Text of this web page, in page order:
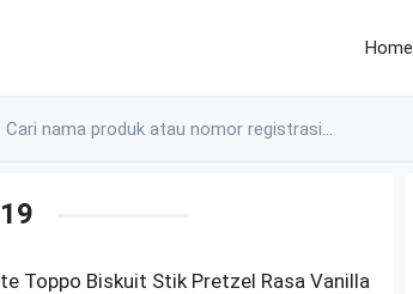
Home
Toppo Biskuit Stik Pretzel Rasa Vanilla